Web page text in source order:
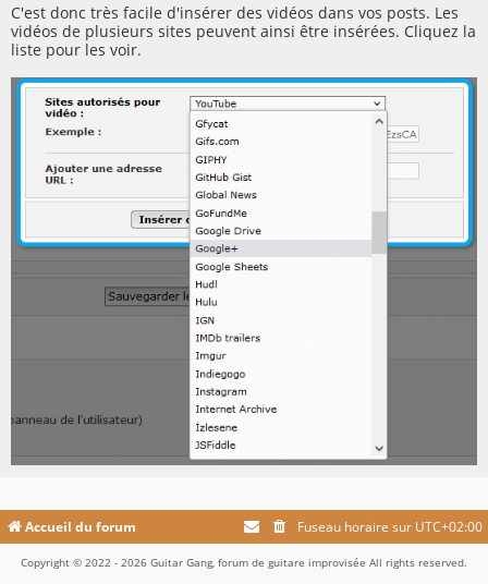
C'est donc très facile d'insérer des vidéos dans vos posts. Les
vidéos de plusieurs sites peuvent ainsi être insérées. Cliquez la
liste pour les voir.
Accueil du forum Fuseau horaire sur UTC+02:00
Copyright © 2022 - 2026 Guitar Gang, forum de guitare improvisée All rights reserved.